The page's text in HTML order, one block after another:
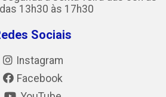
13h30 às 17h30
Sociais
Instagram
Facebook